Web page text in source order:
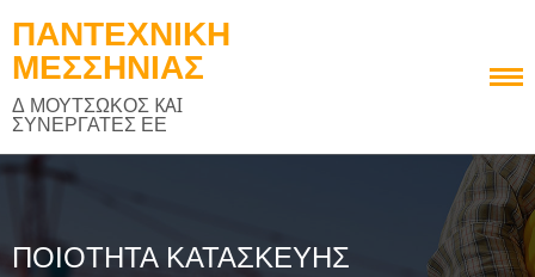
to
content
ΠΑΝΤΕΧΝΙΚΗ
ΜΕΣΣΗΝΙΑΣ
Δ ΜΟΥΤΣΩΚΟΣ KAI
ΣΥΝΕΡΓΑΤΕΣ ΕΕ
ΠΟΙΟΤΗΤΑ ΚΑΤΑΣΚΕΥΗΣ